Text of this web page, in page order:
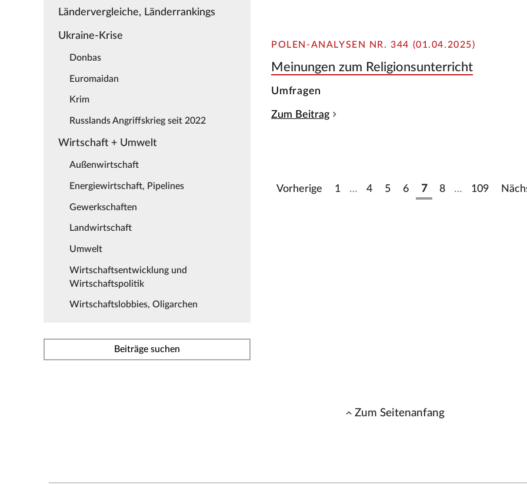
Ländervergleiche, Länderrankings
Ukraine-Krise
Donbas
Euromaidan
Krim
Russlands Angriffskrieg seit 2022
Wirtschaft + Umwelt
Außenwirtschaft
Energiewirtschaft, Pipelines
Gewerkschaften
Landwirtschaft
Umwelt
Wirtschaftsentwicklung und
Wirtschaftspolitik
Wirtschaftslobbies, Oligarchen
Beiträge suchen
POLEN-ANALYSEN NR. 344 (01.04.2025)
Meinungen zum Religionsunterricht
Umfragen
Zum Beitrag
Vorherige 1 … 4 5 6 7 8 … 109
Zum Seitenanfang